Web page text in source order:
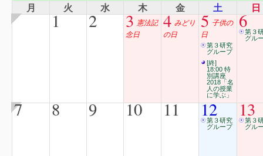
月 火 水 木 金 土 日
1 2 3 憲法記
念日
4 みどり
の日
5 子供の
日
第３研究
グループ
[終]
18:00 特
別講座
2018「名
人の授業
に学ぶ」
6第３
グル
7 8 9 10 11 12
第３研究
グループ
13
第３
グル